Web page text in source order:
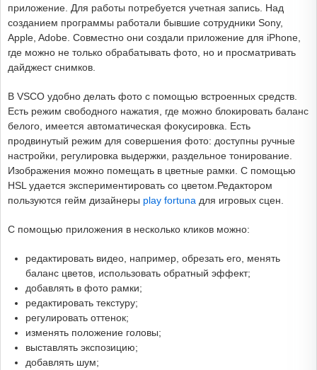
приложение. Для работы потребуется учетная запись. Над
созданием программы работали бывшие сотрудники Sony,
Apple, Adobe. Совместно они создали приложение для iPhone,
где можно не только обрабатывать фото, но и просматривать
дайджест снимков.
В VSCO удобно делать фото с помощью встроенных средств.
Есть режим свободного нажатия, где можно блокировать баланс
белого, имеется автоматическая фокусировка. Есть
продвинутый режим для совершения фото: доступны ручные
настройки, регулировка выдержки, раздельное тонирование.
Изображения можно помещать в цветные рамки. С помощью
HSL удается экспериментировать со цветом.Редактором
пользуются гейм дизайнеры play fortuna для игровых сцен.
С помощью приложения в несколько кликов можно:
редактировать видео, например, обрезать его, менять
баланс цветов, использовать обратный эффект;
добавлять в фото рамки;
редактировать текстуру;
регулировать оттенок;
изменять положение головы;
выставлять экспозицию;
добавлять шум;